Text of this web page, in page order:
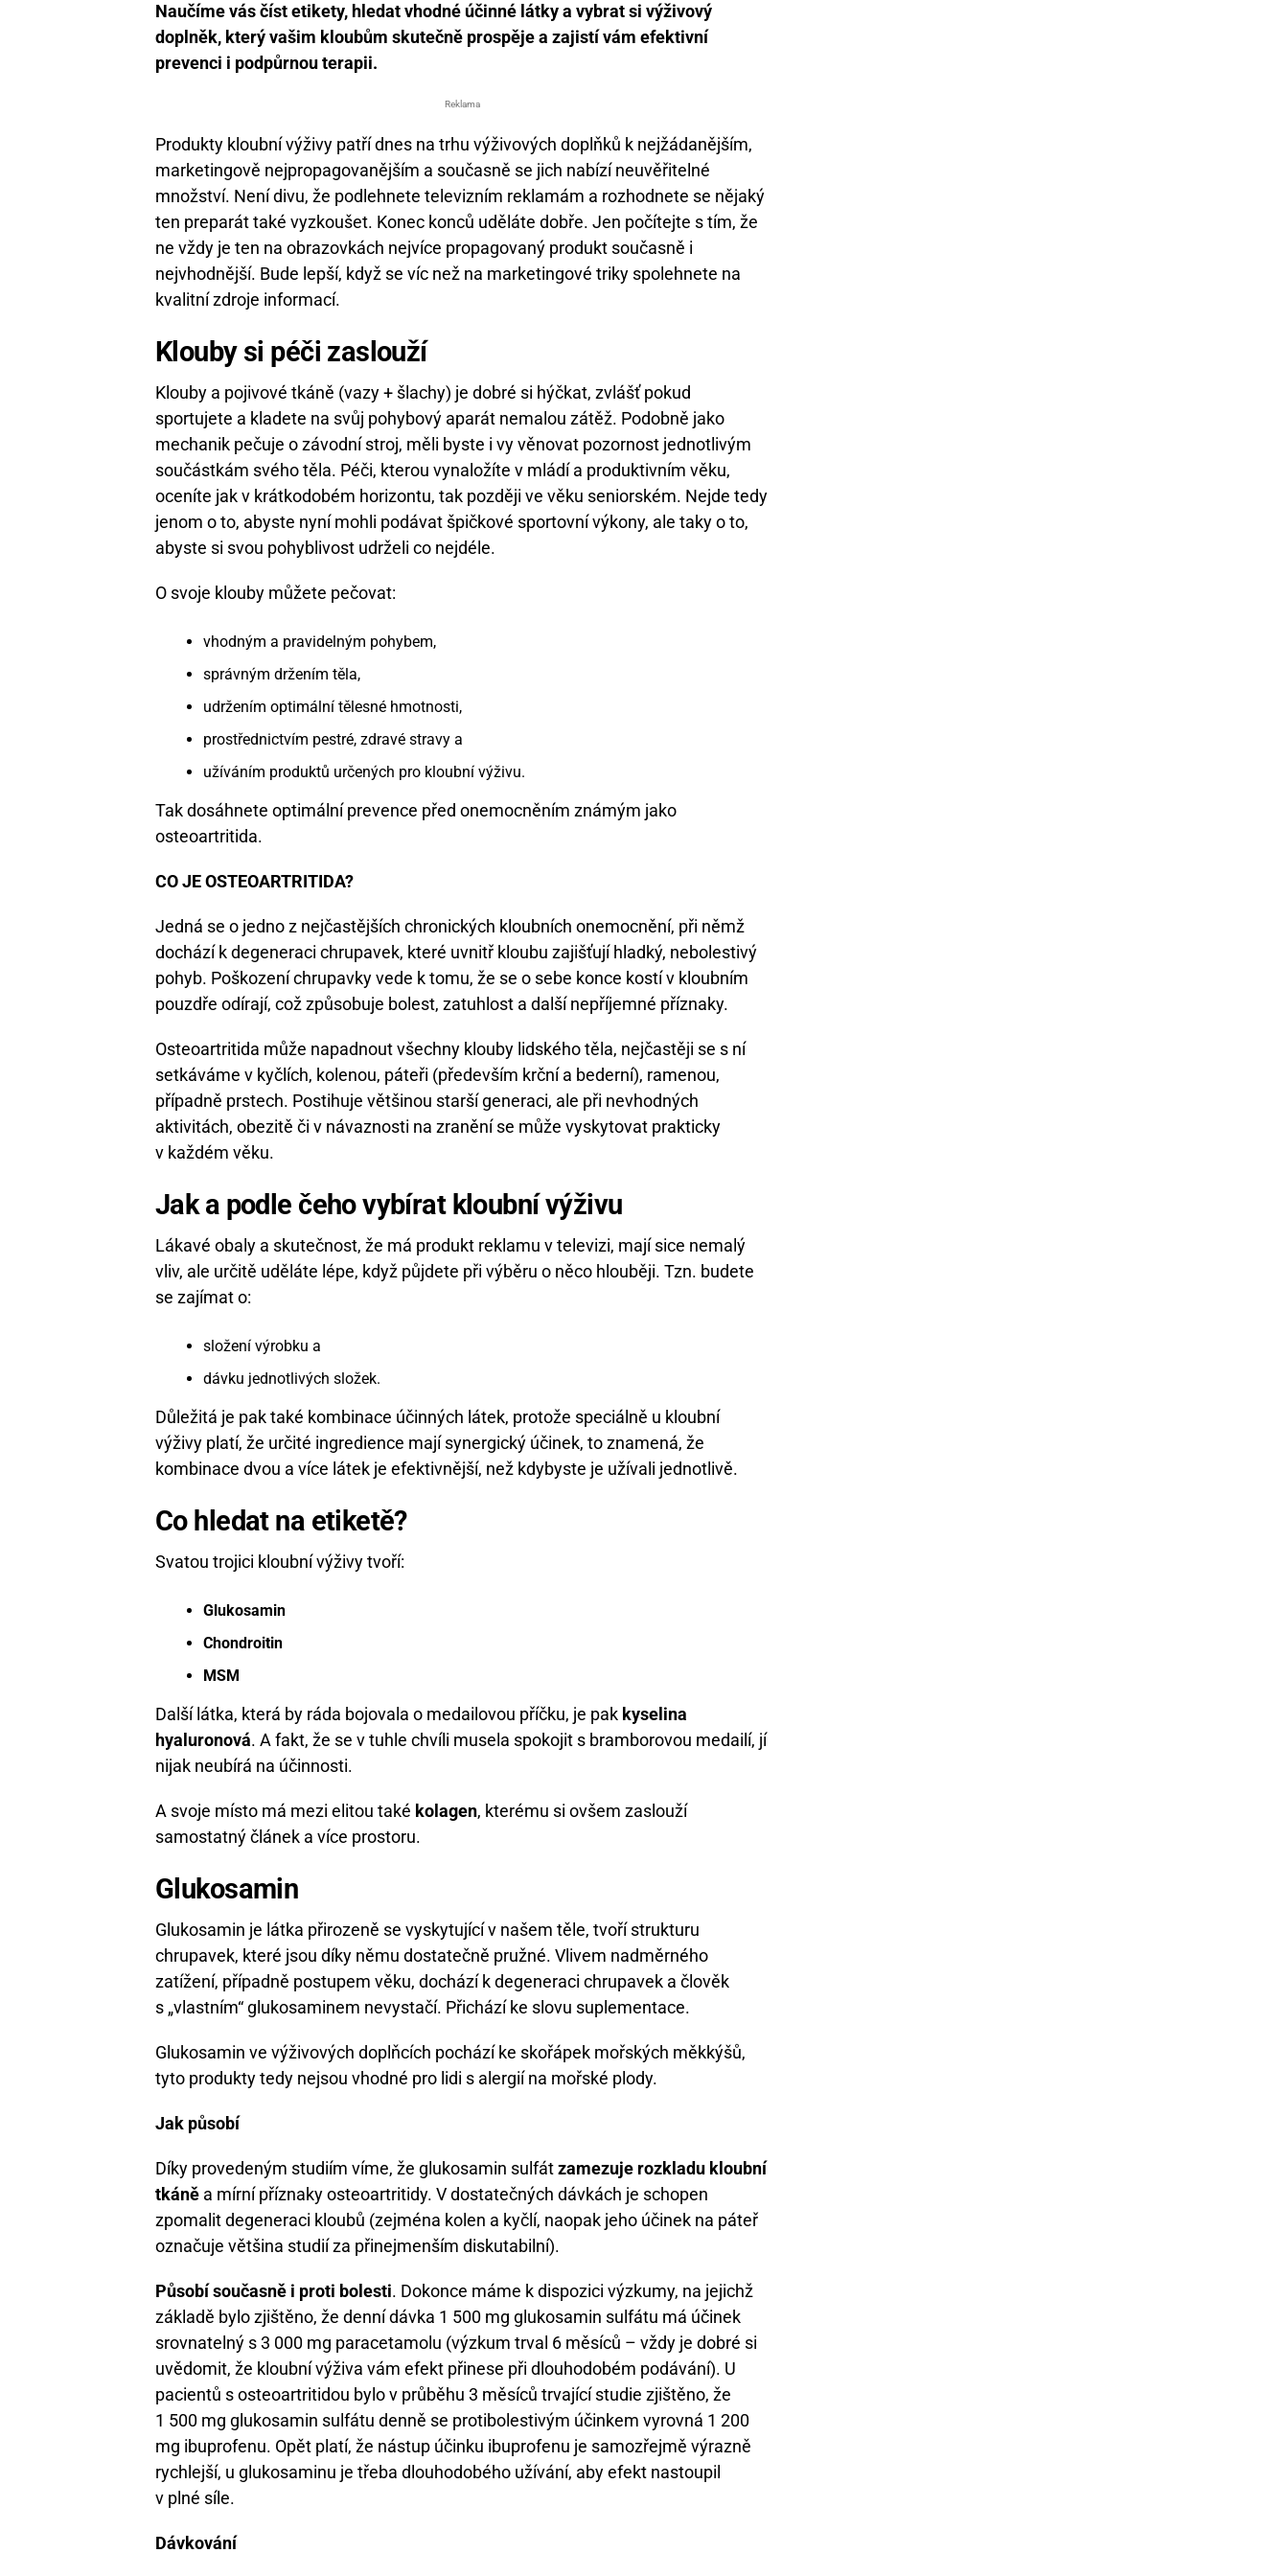
Naučíme vás číst etikety, hledat vhodné účinné látky a vybrat si výživový
doplněk, který vašim kloubům skutečně prospěje a zajistí vám efektivní
prevenci i podpůrnou terapii.
Reklama
Produkty kloubní výživy patří dnes na trhu výživových doplňků k nejžádanějším,
marketingově nejpropagovanějším a současně se jich nabízí neuvěřitelné
množství. Není divu, že podlehnete televizním reklamám a rozhodnete se nějaký
ten preparát také vyzkoušet. Konec konců uděláte dobře. Jen počítejte s tím, že
ne vždy je ten na obrazovkách nejvíce propagovaný produkt současně i
nejvhodnější. Bude lepší, když se víc než na marketingové triky spolehnete na
kvalitní zdroje informací.
Klouby si péči zaslouží
Klouby a pojivové tkáně (vazy + šlachy) je dobré si hýčkat, zvlášť pokud
sportujete a kladete na svůj pohybový aparát nemalou zátěž. Podobně jako
mechanik pečuje o závodní stroj, měli byste i vy věnovat pozornost jednotlivým
součástkám svého těla. Péči, kterou vynaložíte v mládí a produktivním věku,
oceníte jak v krátkodobém horizontu, tak později ve věku seniorském. Nejde tedy
jenom o to, abyste nyní mohli podávat špičkové sportovní výkony, ale taky o to,
abyste si svou pohyblivost udrželi co nejdéle.
O svoje klouby můžete pečovat:
vhodným a pravidelným pohybem,
správným držením těla,
udržením optimální tělesné hmotnosti,
prostřednictvím pestré, zdravé stravy a
užíváním produktů určených pro kloubní výživu.
Tak dosáhnete optimální prevence před onemocněním známým jako
osteoartritida.
CO JE OSTEOARTRITIDA?
Jedná se o jedno z nejčastějších chronických kloubních onemocnění, při němž
dochází k degeneraci chrupavek, které uvnitř kloubu zajišťují hladký, nebolestivý
pohyb. Poškození chrupavky vede k tomu, že se o sebe konce kostí v kloubním
pouzdře odírají, což způsobuje bolest, zatuhlost a další nepříjemné příznaky.
Osteoartritida může napadnout všechny klouby lidského těla, nejčastěji se s ní
setkáváme v kyčlích, kolenou, páteři (především krční a bederní), ramenou,
případně prstech. Postihuje většinou starší generaci, ale při nevhodných
aktivitách, obezitě či v návaznosti na zranění se může vyskytovat prakticky
v každém věku.
Jak a podle čeho vybírat kloubní výživu
Lákavé obaly a skutečnost, že má produkt reklamu v televizi, mají sice nemalý
vliv, ale určitě uděláte lépe, když půjdete při výběru o něco hlouběji. Tzn. budete
se zajímat o:
složení výrobku a
dávku jednotlivých složek.
Důležitá je pak také kombinace účinných látek, protože speciálně u kloubní
výživy platí, že určité ingredience mají synergický účinek, to znamená, že
kombinace dvou a více látek je efektivnější, než kdybyste je užívali jednotlivě.
Co hledat na etiketě?
Svatou trojici kloubní výživy tvoří:
Glukosamin
Chondroitin
MSM
Další látka, která by ráda bojovala o medailovou příčku, je pak kyselina
hyaluronová. A fakt, že se v tuhle chvíli musela spokojit s bramborovou medailí, jí
nijak neubírá na účinnosti.
A svoje místo má mezi elitou také kolagen, kterému si ovšem zaslouží
samostatný článek a více prostoru.
Glukosamin
Glukosamin je látka přirozeně se vyskytující v našem těle, tvoří strukturu
chrupavek, které jsou díky němu dostatečně pružné. Vlivem nadměrného
zatížení, případně postupem věku, dochází k degeneraci chrupavek a člověk
s „vlastním“ glukosaminem nevystačí. Přichází ke slovu suplementace.
Glukosamin ve výživových doplňcích pochází ke skořápek mořských měkkýšů,
tyto produkty tedy nejsou vhodné pro lidi s alergií na mořské plody.
Jak působí
Díky provedeným studiím víme, že glukosamin sulfát zamezuje rozkladu kloubní
tkáně a mírní příznaky osteoartritidy. V dostatečných dávkách je schopen
zpomalit degeneraci kloubů (zejména kolen a kyčlí, naopak jeho účinek na páteř
označuje většina studií za přinejmenším diskutabilní).
Působí současně i proti bolesti. Dokonce máme k dispozici výzkumy, na jejichž
základě bylo zjištěno, že denní dávka 1 500 mg glukosamin sulfátu má účinek
srovnatelný s 3 000 mg paracetamolu (výzkum trval 6 měsíců – vždy je dobré si
uvědomit, že kloubní výživa vám efekt přinese při dlouhodobém podávání). U
pacientů s osteoartritidou bylo v průběhu 3 měsíců trvající studie zjištěno, že
1 500 mg glukosamin sulfátu denně se protibolestivým účinkem vyrovná 1 200
mg ibuprofenu. Opět platí, že nástup účinku ibuprofenu je samozřejmě výrazně
rychlejší, u glukosaminu je třeba dlouhodobého užívání, aby efekt nastoupil
v plné síle.
Dávkování